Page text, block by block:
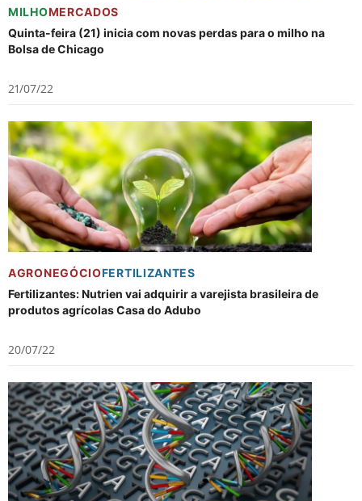
MILHOMERCADOS
Quinta-feira (21) inicia com novas perdas para o milho na
Bolsa de Chicago
21/07/22
AGRONEGÓCIOFERTILIZANTES
Fertilizantes: Nutrien vai adquirir a varejista brasileira de
produtos agrícolas Casa do Adubo
20/07/22